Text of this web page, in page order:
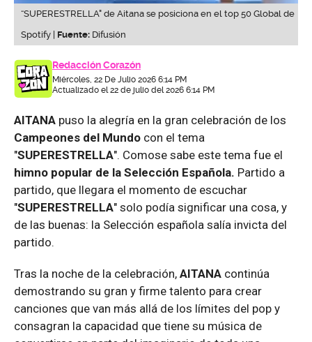
“SUPERESTRELLA" de Aitana se posiciona en el top 50 Global de
Spotify | Fuente: Difusión
Redacción Corazón
Miércoles, 22 De Julio 2026 6:14 PM
Actualizado el 22 de julio del 2026 6:14 PM
AITANA puso la alegría en la gran celebración de los
Campeones del Mundo con el tema
"SUPERESTRELLA". Comose sabe este tema fue el
himno popular de la Selección Española. Partido a
partido, que llegara el momento de escuchar
"SUPERESTRELLA" solo podía significar una cosa, y
de las buenas: la Selección española salía invicta del
partido.
Tras la noche de la celebración, AITANA continúa
demostrando su gran y firme talento para crear
canciones que van más allá de los límites del pop y
consagran la capacidad que tiene su música de